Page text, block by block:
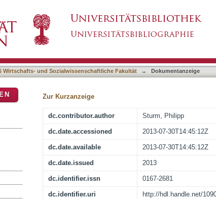
Wirtschafts- und Sozialwissenschaftliche Fakultät → Dokumentanzeige
Zur Kurzanzeige
dc.contributor.author Sturm, Philipp
dc.date.accessioned 2013-07-30T14:45:12Z
dc.date.available 2013-07-30T14:45:12Z
dc.date.issued 2013
dc.identifier.issn 0167-2681
dc.identifier.uri http://hdl.handle.net/